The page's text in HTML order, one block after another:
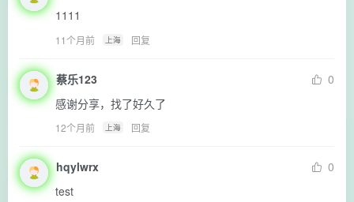
1111
11个月前 上海 回复
蔡乐123
0
感谢分享，找了好久了
12个月前 上海 回复
hqylwrx
0
test